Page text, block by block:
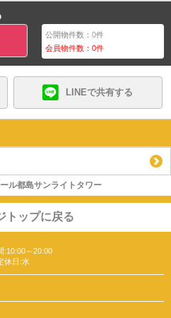
公開物件数：0件
会員物件数：0件
LINEで共有する
ル都島サンライトタワー
トップに戻る
:10:00～20:00
休日:水